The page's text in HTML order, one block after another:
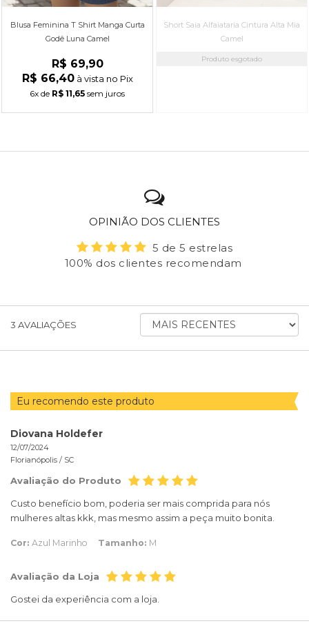
Blusa Feminina T Shirt Manga Curta
Godê Luna Camel
R$ 69,90
R$ 66,40 à vista no Pix
6x de R$ 11,65 sem juros
Short Saia Alfaiataria Cintura Alta Mia
Camel
Produto esgotado
OPINIÃO DOS CLIENTES
5 de 5 estrelas
100% dos clientes recomendam
3 AVALIAÇÕES
ORDENAR
AVALIAÇÕES
Eu recomendo este produto
Diovana Holdefer
12/07/2024
Florianópolis / SC
Avaliação do Produto
Custo benefício bom, poderia ser mais comprida para nós
mulheres altas kkk, mas mesmo assim a peça muito bonita.
Cor: Azul Marinho Tamanho: M
Avaliação da Loja
Gostei da experiência com a loja.